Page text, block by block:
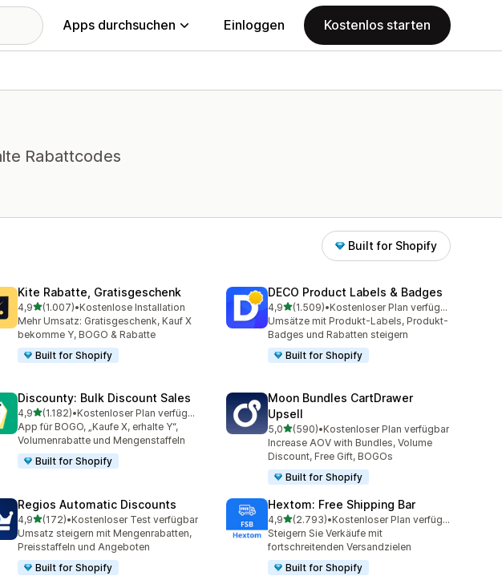
Apps durchsuchen Einloggen Kostenlos starten
Rabattcodes
Built for Shopify
Kite Rabatte, Gratisgeschenk
4,9von 5 Sternen
(1.007)
1007 Rezensionen insgesamt
•Kostenlose Installation
Mehr Umsatz: Gratisgeschenk, Kauf X
bekomme Y, BOGO & Rabatte
Built for Shopify
DECO Product Labels & Badges
4,9von 5 Sternen
(1.509)
1509 Rezensionen insgesamt
•
Kostenloser Plan verfügbar
Umsätze mit Produkt-Labels, Produkt-
Badges und Rabatten steigern
Built for Shopify
Discounty: Bulk Discount Sales
4,9von 5 Sternen
(1.182)
1182 Rezensionen insgesamt
•
Kostenloser Plan verfügbar
App für BOGO, „Kaufe X, erhalte Y“,
Volumenrabatte und Mengenstaffeln
Built for Shopify
Moon Bundles CartDrawer
Upsell
5,0von 5 Sternen
(590)
590 Rezensionen insgesamt
•Kostenloser Plan verfügbar
Increase AOV with Bundles, Volume
Discount, Free Gift, BOGOs
Built for Shopify
Regios Automatic Discounts
4,9von 5 Sternen
(172)
172 Rezensionen insgesamt
•Kostenloser Test verfügbar
Umsatz steigern mit Mengenrabatten,
Preisstaffeln und Angeboten
Built for Shopify
Hextom: Free Shipping Bar
4,9von 5 Sternen
(2.793)
2793 Rezensionen insgesamt
•
Kostenloser Plan verfügbar
Steigern Sie Verkäufe mit
fortschreitenden Versandzielen
Built for Shopify